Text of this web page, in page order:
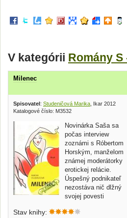
V kategórii Romány S
Milenec
Spisovatel: Studeničová Marika , Ikar 2012
Katalogové číslo: M3532
Novinárka Saša sa
počas interview
zoznámi s Róbertom
Horským, manželom
známej moderátorky
erotickej relácie.
Úspešný podnikateľ
nezostáva nič dlžný
svojej povesti
rozvedenú štyridsiatničku očariť. Saša
Stav knihy: